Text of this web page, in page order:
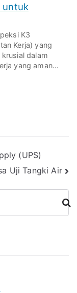
untuk
K3
Kerja) yang
dalam
yang aman...
(UPS)
Uji Tangki Air